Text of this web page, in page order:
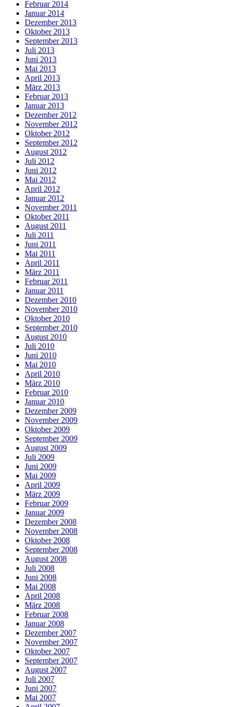
Februar 2014
Januar 2014
Dezember 2013
Oktober 2013
September 2013
Juli 2013
Juni 2013
Mai 2013
April 2013
März 2013
Februar 2013
Januar 2013
Dezember 2012
November 2012
Oktober 2012
September 2012
August 2012
Juli 2012
Juni 2012
Mai 2012
April 2012
Januar 2012
November 2011
Oktober 2011
August 2011
Juli 2011
Juni 2011
Mai 2011
April 2011
März 2011
Februar 2011
Januar 2011
Dezember 2010
November 2010
Oktober 2010
September 2010
August 2010
Juli 2010
Juni 2010
Mai 2010
April 2010
März 2010
Februar 2010
Januar 2010
Dezember 2009
November 2009
Oktober 2009
September 2009
August 2009
Juli 2009
Juni 2009
Mai 2009
April 2009
März 2009
Februar 2009
Januar 2009
Dezember 2008
November 2008
Oktober 2008
September 2008
August 2008
Juli 2008
Juni 2008
Mai 2008
April 2008
März 2008
Februar 2008
Januar 2008
Dezember 2007
November 2007
Oktober 2007
September 2007
August 2007
Juli 2007
Juni 2007
Mai 2007